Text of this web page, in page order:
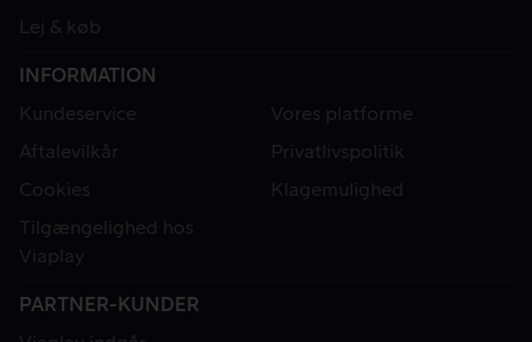
Lej & køb
INFORMATION
Kundeservice
Vores platforme
Aftalevilkår
Privatlivspolitik
Cookies
Klagemulighed
Tilgængelighed hos
Viaplay
PARTNER-KUNDER